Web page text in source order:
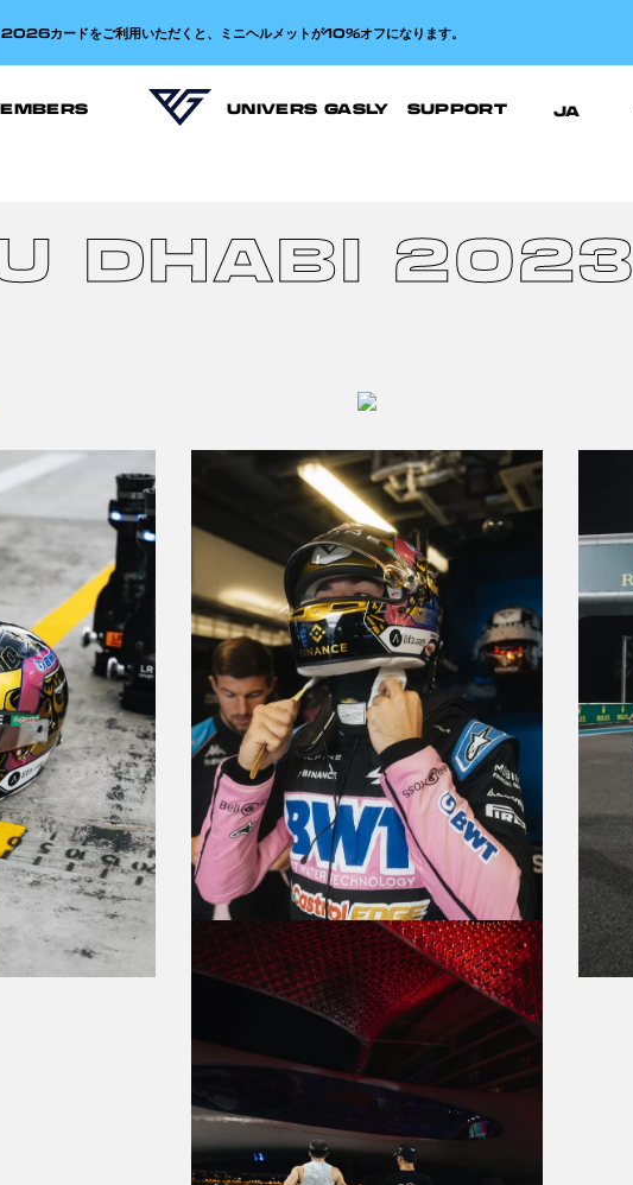
カードをご利用いただくと、ミニヘルメットが10%オフになります。
UNIVERS GASLY SUPPORT JA
DHABI 2023